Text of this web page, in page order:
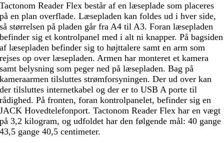
Tactonom Reader Flex består af en læseplade som placeres
på en plan overflade. Læsepladen kan foldes ud i hver side,
så størrelsen på pladen går fra A4 til A3. Foran læsepladen
befinder sig et kontrolpanel med i alt ni knapper. På bagsiden
af læsepladen befinder sig to højttalere samt en arm som
rejses op over læsepladen. Armen har monteret et kamera
samt belysning som peger ned på læsepladen. Bag på
kameraarmen tilsluttes strømforsyningen. Der ud over kan
der tilsluttes internetkabel og der er to USB A porte til
rådighed. På fronten, foran kontrolpanelet, befinder sig en
JACK Hovedtelefonport. Tactonom Reader Flex har en vægt
på 3,2 kilogram, og udfoldet har den følgende mål: 40 gange
43,5 gange 40,5 centimeter.